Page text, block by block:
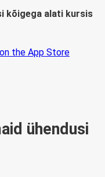
kõigega alati kursis
ühendusi